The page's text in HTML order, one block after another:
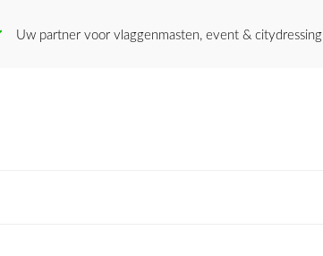
Uw partner voor vlaggenmasten, event & citydressing